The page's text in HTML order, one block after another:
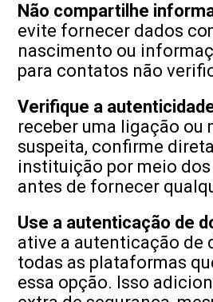
Não compartilhe
evite fornecer dados
nascimento ou
para contatos não
Verifique a
receber uma ligação ou
suspeita, confirme
instituição por meio
antes de fornecer
Use a autenticação de
ative a autenticação de
todas as plataformas
essa opção. Isso